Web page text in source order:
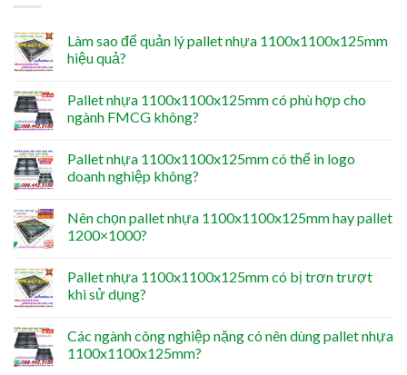
Làm sao để quản lý pallet nhựa 1100x1100x125mm
hiệu quả?
Pallet nhựa 1100x1100x125mm có phù hợp cho
ngành FMCG không?
Pallet nhựa 1100x1100x125mm có thể in logo
doanh nghiệp không?
Nên chọn pallet nhựa 1100x1100x125mm hay pallet
1200×1000?
Pallet nhựa 1100x1100x125mm có bị trơn trượt
khi sử dụng?
Các ngành công nghiệp nặng có nên dùng pallet nhựa
1100x1100x125mm?